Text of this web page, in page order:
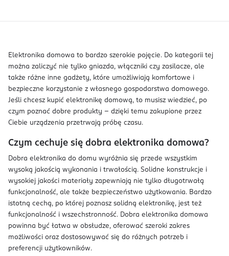
Elektronika domowa to bardzo szerokie pojęcie. Do kategorii tej
można zaliczyć nie tylko gniazda, włączniki czy zasilacze, ale
także różne inne gadżety, które umożliwiają komfortowe i
bezpieczne korzystanie z własnego gospodarstwa domowego.
Jeśli chcesz kupić elektronikę domową, to musisz wiedzieć, po
czym poznać dobre produkty – dzięki temu zakupione przez
Ciebie urządzenia przetrwają próbę czasu.
Czym cechuje się dobra elektronika domowa?
Dobra elektronika do domu wyróżnia się przede wszystkim
wysoką jakością wykonania i trwałością. Solidne konstrukcje i
wysokiej jakości materiały zapewniają nie tylko długotrwałą
funkcjonalność, ale także bezpieczeństwo użytkowania. Bardzo
istotną cechą, po której poznasz solidną elektronikę, jest też
funkcjonalność i wszechstronność. Dobra elektronika domowa
powinna być łatwa w obsłudze, oferować szeroki zakres
możliwości oraz dostosowywać się do różnych potrzeb i
preferencji użytkowników.